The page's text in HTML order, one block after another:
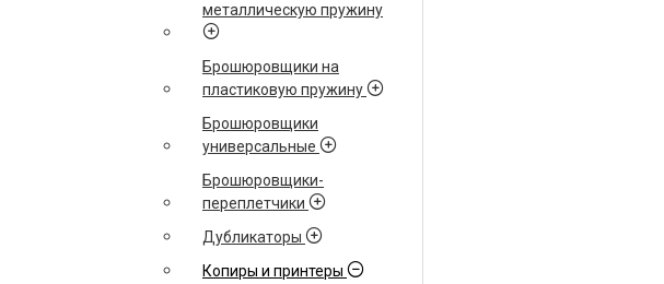
металлическую пружину
Брошюровщики на
пластиковую пружину
Брошюровщики
универсальные
Брошюровщики-
переплетчики
Дубликаторы
Копиры и принтеры